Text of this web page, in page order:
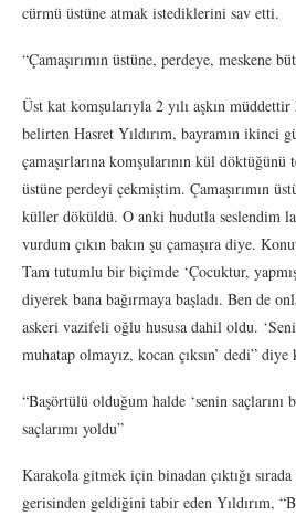
cürmü üstüne atmak istediklerini sav etti.
“Çamaşırımın üstüne, perdeye, meskene
Üst kat komşularıyla 2 yılı aşkın
belirten Hasret Yıldırım, bayramın ikinci
çamaşırlarına komşularının kül döktüğünü
üstüne perdeyi çekmiştim. Çamaşırımın
küller döküldü. O anki hudutla seslendim
vurdum çıkın bakın şu çamaşıra diye.
Tam tutumlu bir biçimde ‘Çocuktur,
diyerek bana bağırmaya başladı. Ben de
askeri vazifeli oğlu hususa dahil oldu.
muhatap olmayız, kocan çıksın’ dedi” diye
“Başörtülü olduğum halde ‘senin saçlarını
saçlarımı yoldu”
Karakola gitmek için binadan çıktığı
gerisinden geldiğini tabir eden Yıldırım,